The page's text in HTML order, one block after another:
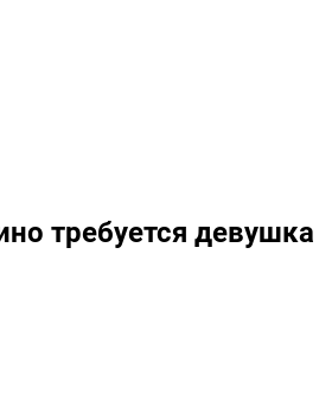
требуется девушка